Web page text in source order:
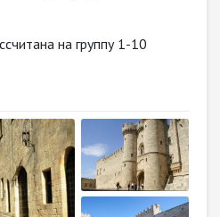
на группу 1-10